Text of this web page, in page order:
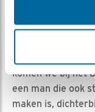
komen we bij het
een man die ook
maken is,